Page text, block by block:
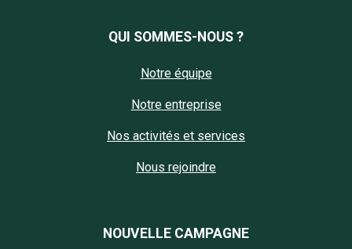
QUI SOMMES-NOUS ?
Notre équipe
Notre entreprise
Nos activités et services
Nous rejoindre
NOUVELLE CAMPAGNE